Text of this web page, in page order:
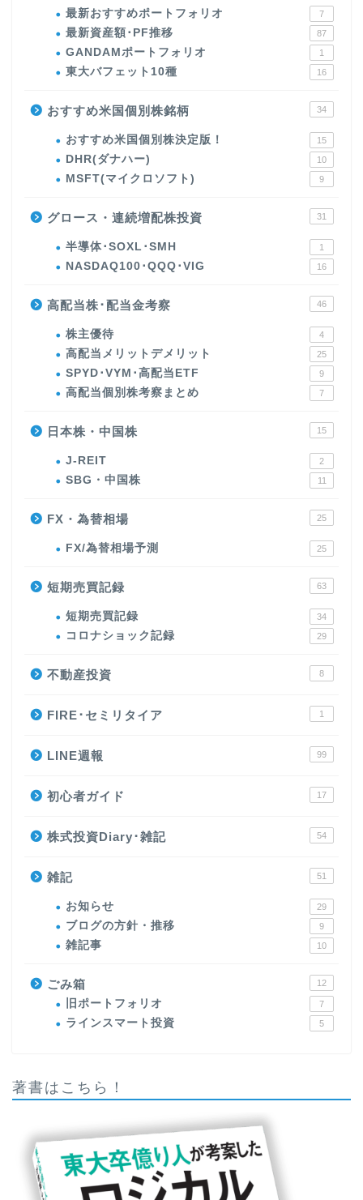
最新おすすめポートフォリオ 7
最新資産額･PF推移 87
GANDAMポートフォリオ 1
東大バフェット10種 16
おすすめ米国個別株銘柄 34
おすすめ米国個別株決定版！ 15
DHR(ダナハー) 10
MSFT(マイクロソフト) 9
グロース・連続増配株投資 31
半導体･SOXL･SMH 1
NASDAQ100･QQQ･VIG 16
高配当株･配当金考察 46
株主優待 4
高配当メリットデメリット 25
SPYD･VYM･高配当ETF 9
高配当個別株考察まとめ 7
日本株・中国株 15
J-REIT 2
SBG・中国株 11
FX・為替相場 25
FX/為替相場予測 25
短期売買記録 63
短期売買記録 34
コロナショック記録 29
不動産投資 8
FIRE･セミリタイア 1
LINE週報 99
初心者ガイド 17
株式投資Diary･雑記 54
雑記 51
お知らせ 29
ブログの方針・推移 9
雑記事 10
ごみ箱 12
旧ポートフォリオ 7
ラインスマート投資 5
著書はこちら！